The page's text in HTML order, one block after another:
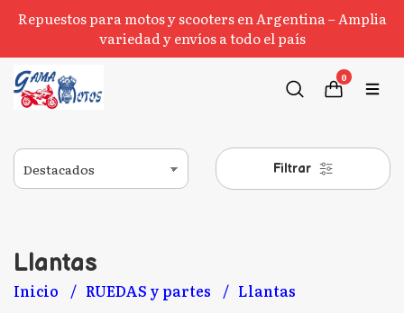
Repuestos para motos y scooters en Argentina – Amplia
variedad y envíos a todo el país
0
Filtrar
Llantas
Inicio RUEDAS y partes Llantas